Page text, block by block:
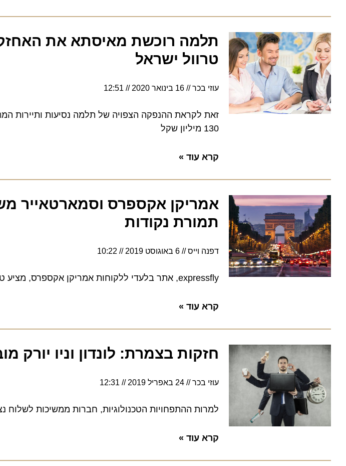
תלמה רוכשת מאיסתא את
טרוול ישראל
עוזי בכר 16 בינואר 2020 12:51
זאת לקראת ההנפקה הצפויה של תלמה נסיעות ותיירות
130 מיליון שקל
קרא עוד »
אמריקן אקספרס וסמארטאייר
תמורת נקודות
דפנה וייס 6 באוגוסט 2019 10:22
expressfly, אתר בלעדי ללקוחות אמריקן אקספרס, מציע טיסות וחופשות בארץ ובחו"ל תמורת נקודות
קרא עוד »
חזקות בצמרת: לונדון וניו יורק
עוזי בכר 24 באפריל 2019 12:31
למרות ההתפחויות הטכנולוגיות, חברות ממשיכות לשלוח
קרא עוד »